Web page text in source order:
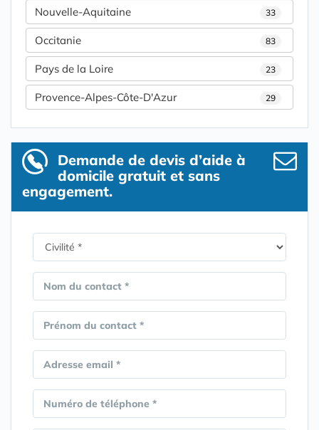
Nouvelle-Aquitaine 33
Occitanie 83
Pays de la Loire 23
Provence-Alpes-Côte-D'Azur 29
Demande de devis d’aide à
domicile gratuit et sans
engagement.
Nom du contact *
Prénom du contact *
Adresse email *
Numéro de téléphone *